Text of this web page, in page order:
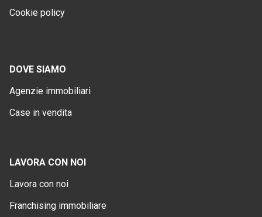
Cookie policy
DOVE SIAMO
Agenzie immobiliari
Case in vendita
LAVORA CON NOI
Lavora con noi
Franchising immobiliare